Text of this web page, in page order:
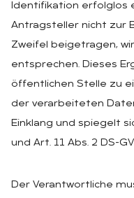
Identifikation erfolglos
Antragsteller nicht zur
Zweifel beigetragen,
entsprechen. Dieses
öffentlichen Stelle zu
der verarbeiteten
Einklang und spiegelt
und Art. 11 Abs. 2 DS-
Der Verantwortliche